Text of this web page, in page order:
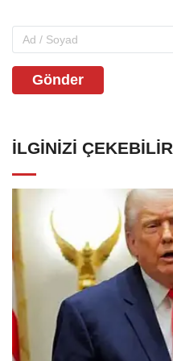
Gönder
İLGINIZI ÇEKEBILIR